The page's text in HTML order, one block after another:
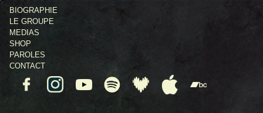
BIOGRAPHIE
LE GROUPE
MEDIAS
SHOP
PAROLES
CONTACT